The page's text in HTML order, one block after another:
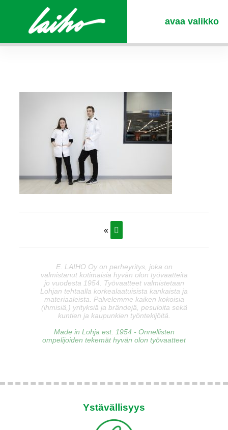
avaa valikko
«
E. LAIHO Oy on perheyritys, joka on
valmistanut kotimaisia hyvän olon työvaatteita
jo vuodesta 1954. Työvaatteet valmistetaan
Lohjan tehtaalla korkealaatuisista kankaista ja
materiaaleista. Palvelemme kaiken kokoisia
(ihmisiä,) yrityksiä ja brändejä, pesuloita sekä
kuntien ja kaupunkien työntekijöitä.
Made in Lohja est. 1954 - Onnellisten
ompelijoiden tekemät hyvän olon työvaatteet
Ystävällisyys